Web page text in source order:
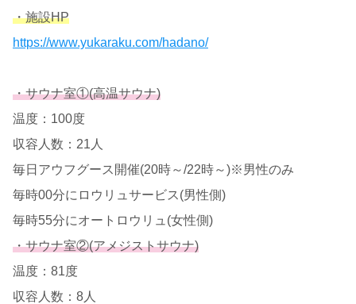
・施設HP
https://www.yukaraku.com/hadano/
・サウナ室①(高温サウナ)
温度：100度
収容人数：21人
毎日アウフグース開催(20時～/22時～)※男性のみ
毎時00分にロウリュサービス(男性側)
毎時55分にオートロウリュ(女性側)
・サウナ室②(アメジストサウナ)
温度：81度
収容人数：8人